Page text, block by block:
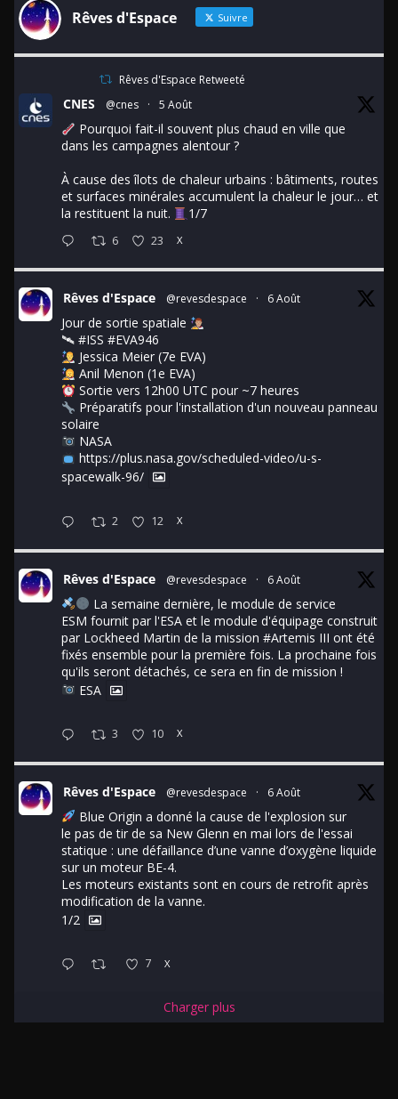
Rêves d'Espace Suivre
Rêves d'Espace Retweeté
CNES @cnes · 5 Août
Pourquoi fait-il souvent plus chaud en ville que
dans les campagnes alentour ?
À cause des îlots de chaleur urbains : bâtiments, routes
et surfaces minérales accumulent la chaleur le jour… et
la restituent la nuit.
1/7
6 23 X
Rêves d'Espace @revesdespace · 6 Août
Jour de sortie spatiale
🛰 #ISS #EVA946
Jessica Meier (7e EVA)
Anil Menon (1e EVA)
Sortie vers 12h00 UTC pour ~7 heures
Préparatifs pour l'installation d'un nouveau panneau
solaire
NASA
https://plus.nasa.gov/scheduled-video/u-s-
spacewalk-96/
2 12 X
Rêves d'Espace @revesdespace · 6 Août
La semaine dernière, le module de service
ESM fournit par l'ESA et le module d'équipage construit
par Lockheed Martin de la mission #Artemis III ont été
fixés ensemble pour la première fois. La prochaine fois
qu'ils seront détachés, ce sera en fin de mission !
ESA
3 10 X
Rêves d'Espace @revesdespace · 6 Août
Blue Origin a donné la cause de l'explosion sur
le pas de tir de sa New Glenn en mai lors de l'essai
statique : une défaillance d’une vanne d’oxygène liquide
sur un moteur BE-4.
Les moteurs existants sont en cours de retrofit après
modification de la vanne.
1/2
7 X
Charger plus